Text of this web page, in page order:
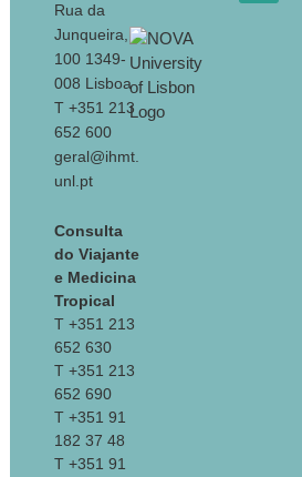
Rua da
Junqueira,
100 1349-
008 Lisboa
T +351 213
652 600
geral@ihmt.
unl.pt
Consulta
do Viajante
e Medicina
Tropical
T +351 213
652 630
T +351 213
652 690
T +351 91
182 37 48
T +351 91